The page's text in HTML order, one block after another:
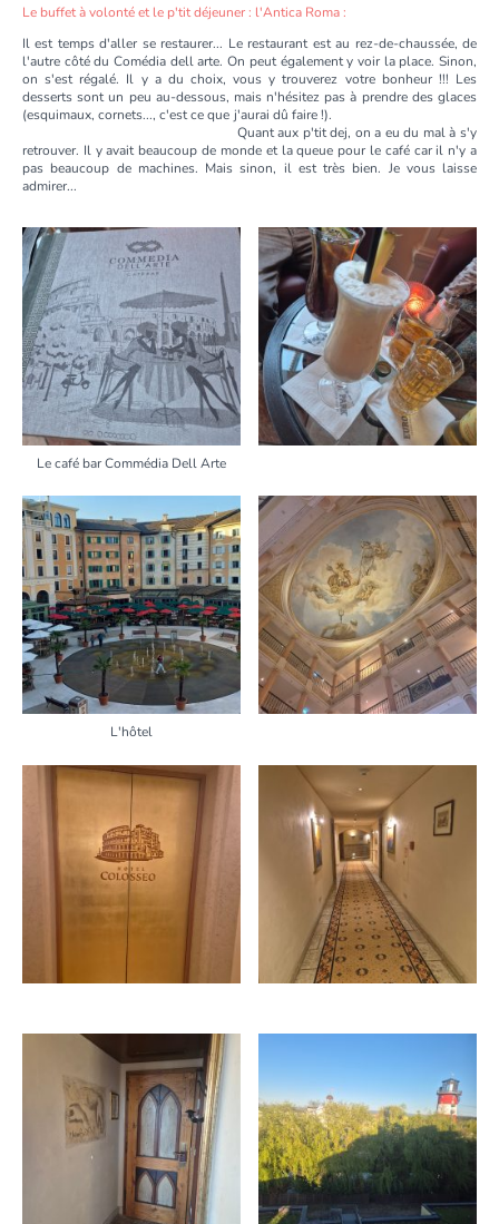
Le buffet à volonté et le p'tit déjeuner : l'Antica Roma :
Il est temps d'aller se restaurer... Le restaurant est au rez-de-chaussée, de
l'autre côté du Comédia dell arte. On peut également y voir la place. Sinon,
on s'est régalé. Il y a du choix, vous y trouverez votre bonheur !!! Les
desserts sont un peu au-dessous, mais n'hésitez pas à prendre des glaces
(esquimaux, cornets..., c'est ce que j'aurai dû faire !).
Quant aux p'tit dej, on a eu du mal à s'y
retrouver. Il y avait beaucoup de monde et la queue pour le café car il n'y a
pas beaucoup de machines. Mais sinon, il est très bien. Je vous laisse
admirer...
Le café bar Commédia Dell Arte
L'hôtel